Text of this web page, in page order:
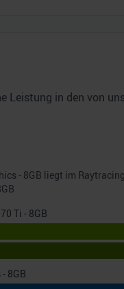
in den von
- 8GB liegt im
Ti - 8GB
8GB